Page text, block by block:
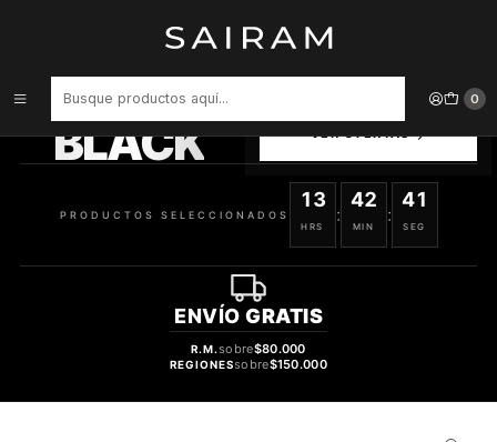
0
Perfume Moon Light Ariana Grande Dama Edp 30 ml
BLACK
SELECCIONADOS
PRODUCTOS SELECCIONADOS
13
HRS
:
42
MIN
:
41
SEG
ENVÍO GRATIS
R.M.sobre$80.000
REGIONESsobre$150.000